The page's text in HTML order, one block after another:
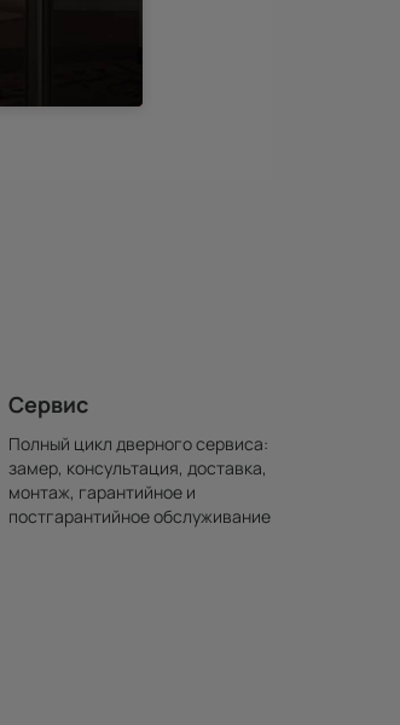
Сервис
Полный цикл дверного сервиса:
замер, консультация, доставка,
монтаж, гарантийное и
постгарантийное обслуживание